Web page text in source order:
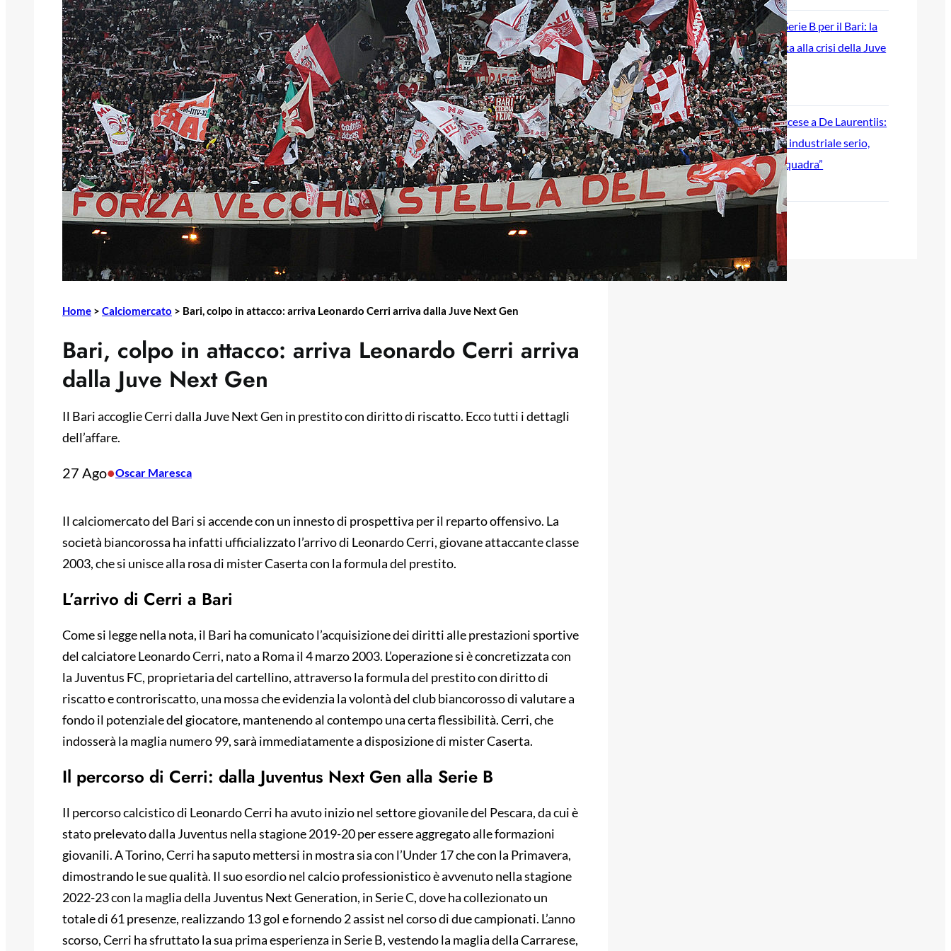
Home > Calciomercato > Bari, colpo in attacco: arriva Leonardo Cerri arriva dalla Juve Next Gen
Bari, colpo in attacco: arriva Leonardo Cerri arriva
dalla Juve Next Gen
Il Bari accoglie Cerri dalla Juve Next Gen in prestito con diritto di riscatto. Ecco tutti i dettagli
dell’affare.
27 Ago•Oscar Maresca
Il calciomercato del Bari si accende con un innesto di prospettiva per il reparto offensivo. La
società biancorossa ha infatti ufficializzato l’arrivo di Leonardo Cerri, giovane attaccante classe
2003, che si unisce alla rosa di mister Caserta con la formula del prestito.
L’arrivo di Cerri a Bari
Come si legge nella nota, il Bari ha comunicato l’acquisizione dei diritti alle prestazioni sportive
del calciatore Leonardo Cerri, nato a Roma il 4 marzo 2003. L’operazione si è concretizzata con
la Juventus FC, proprietaria del cartellino, attraverso la formula del prestito con diritto di
riscatto e controriscatto, una mossa che evidenzia la volontà del club biancorosso di valutare a
fondo il potenziale del giocatore, mantenendo al contempo una certa flessibilità. Cerri, che
indosserà la maglia numero 99, sarà immediatamente a disposizione di mister Caserta.
Il percorso di Cerri: dalla Juventus Next Gen alla Serie B
Il percorso calcistico di Leonardo Cerri ha avuto inizio nel settore giovanile del Pescara, da cui è
stato prelevato dalla Juventus nella stagione 2019-20 per essere aggregato alle formazioni
giovanili. A Torino, Cerri ha saputo mettersi in mostra sia con l’Under 17 che con la Primavera,
dimostrando le sue qualità. Il suo esordio nel calcio professionistico è avvenuto nella stagione
2022-23 con la maglia della Juventus Next Generation, in Serie C, dove ha collezionato un
totale di 61 presenze, realizzando 13 gol e fornendo 2 assist nel corso di due campionati. L’anno
scorso, Cerri ha sfruttato la sua prima esperienza in Serie B, vestendo la maglia della Carrarese,
Ripescaggio in Serie B per il Bari: la
speranza è legata alla crisi della Juve
Stabia
28 Maggio 2026
Futuro Bari, Leccese a De Laurentiis:
“Serve un piano industriale serio,
non siamo una seconda squadra”
27 Maggio 2026